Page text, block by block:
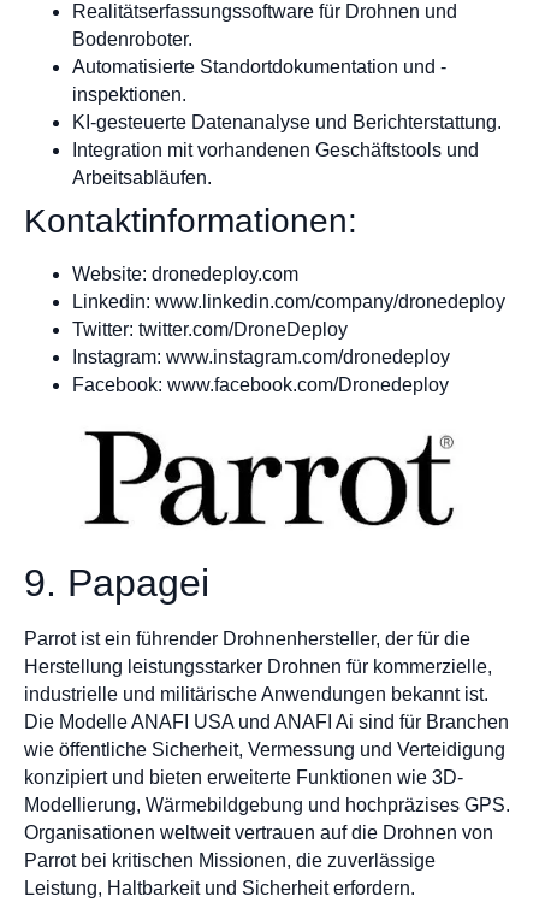
Realitätserfassungssoftware für Drohnen und
Bodenroboter.
Automatisierte Standortdokumentation und -
inspektionen.
KI-gesteuerte Datenanalyse und Berichterstattung.
Integration mit vorhandenen Geschäftstools und
Arbeitsabläufen.
Kontaktinformationen:
Website: dronedeploy.com
Linkedin: www.linkedin.com/company/dronedeploy
Twitter: twitter.com/DroneDeploy
Instagram: www.instagram.com/dronedeploy
Facebook: www.facebook.com/Dronedeploy
9. Papagei
Parrot ist ein führender Drohnenhersteller, der für die
Herstellung leistungsstarker Drohnen für kommerzielle,
industrielle und militärische Anwendungen bekannt ist.
Die Modelle ANAFI USA und ANAFI Ai sind für Branchen
wie öffentliche Sicherheit, Vermessung und Verteidigung
konzipiert und bieten erweiterte Funktionen wie 3D-
Modellierung, Wärmebildgebung und hochpräzises GPS.
Organisationen weltweit vertrauen auf die Drohnen von
Parrot bei kritischen Missionen, die zuverlässige
Leistung, Haltbarkeit und Sicherheit erfordern.